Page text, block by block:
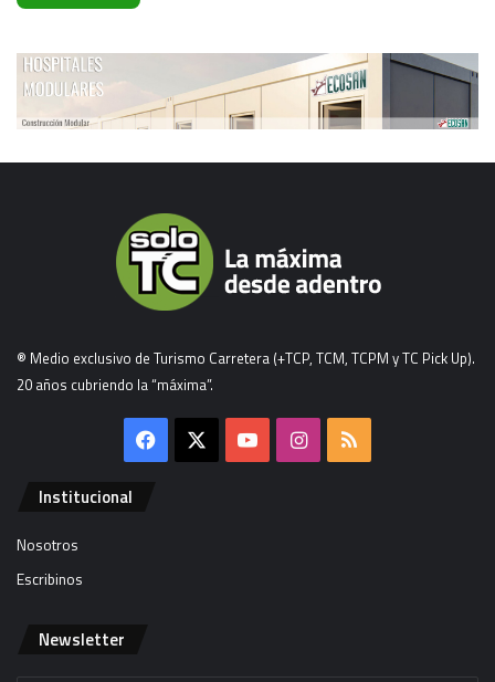
® Medio exclusivo de Turismo Carretera (+TCP, TCM, TCPM y TC Pick Up).
20 años cubriendo la “máxima”.
Facebook YouTubeInstagram
RSS
Institucional
Nosotros
Escribinos
Newsletter